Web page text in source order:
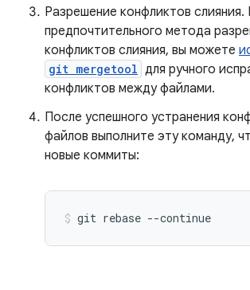
Разрешение конфликтов слияния.
предпочтительного метода
конфликтов слияния, вы можете
git mergetool для ручного
конфликтов между файлами.
После успешного устранения
файлов выполните эту команду,
новые коммиты:
git rebase --continue